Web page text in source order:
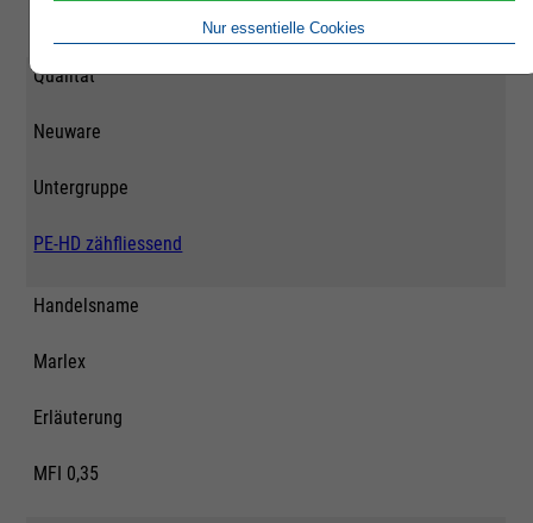
Qualität
Neuware
Untergruppe
PE-HD zähfliessend
Handelsname
Marlex
Erläuterung
MFI 0,35
Nur essentielle Cookies